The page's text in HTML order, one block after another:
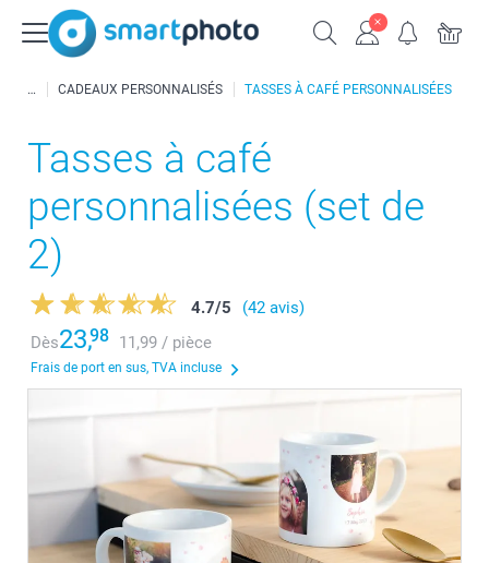
CADEAUX PERSONNALISÉS TASSES À CAFÉ PERSONNALISÉES
Tasses à café
personnalisées (set de
2)
4.7/5
(42 avis)
Dès23,98 11,99 / pièce
Frais de port en sus, TVA incluse